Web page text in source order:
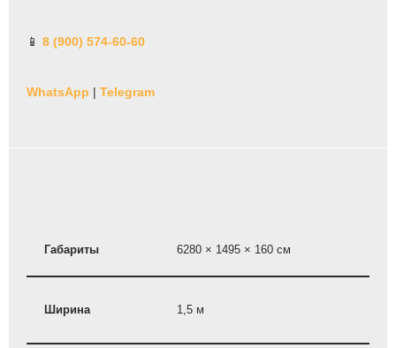
📱 8 (900) 574-60-60
WhatsApp | Telegram
Габариты 6280 × 1495 × 160 см
Ширина 1,5 м